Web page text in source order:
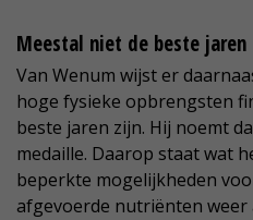
Meestal niet de beste jaren
Van Wenum wijst er
hoge fysieke opbrengsten
beste jaren zijn. Hij noemt
medaille. Daarop staat wat
beperkte mogelijkheden
afgevoerde nutriënten weer